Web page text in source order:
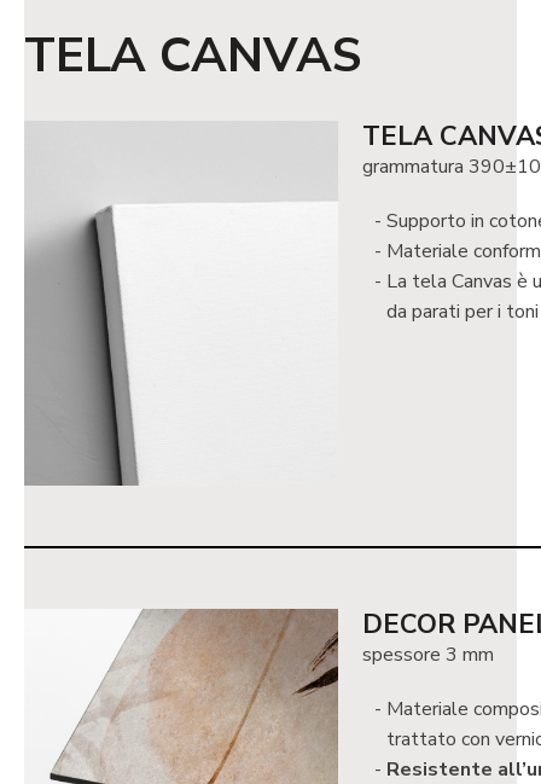
TELA CANVAS
TELA
grammatura
Supporto in
Materiale
La tela Canvas è
da parati per i
DECOR
spessore 3 mm
Materiale
trattato con
Resistente